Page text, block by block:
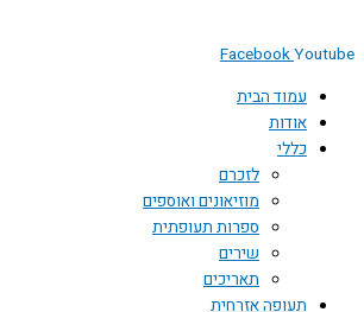
Facebook
עמוד הבית
אודות
כללי
לזכרם
מוזיאונים ואוספים
ספרות תעופתית
שירים
תאריכים
תעופה אזרחית